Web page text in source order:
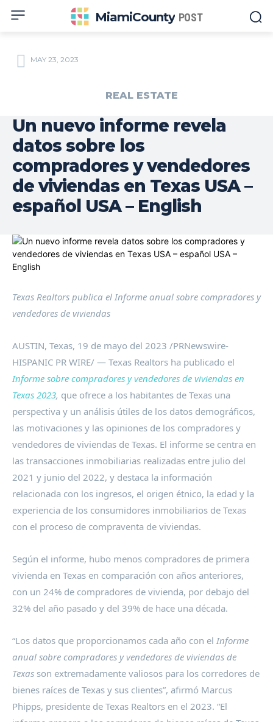
MiamiCounty POST
MAY 23, 2023
REAL ESTATE
Un nuevo informe revela
datos sobre los
compradores y vendedores
de viviendas en Texas USA –
español USA – English
Texas Realtors publica el Informe anual sobre compradores y
vendedores de viviendas
AUSTIN, Texas, 19 de mayo del 2023 /PRNewswire-
HISPANIC PR WIRE/ — Texas Realtors ha publicado el
Informe sobre compradores y vendedores de viviendas en
Texas 2023, que ofrece a los habitantes de Texas una
perspectiva y un análisis útiles de los datos demográficos,
las motivaciones y las opiniones de los compradores y
vendedores de viviendas de Texas. El informe se centra en
las transacciones inmobiliarias realizadas entre julio del
2021 y junio del 2022, y destaca la información
relacionada con los ingresos, el origen étnico, la edad y la
experiencia de los consumidores inmobiliarios de Texas
con el proceso de compraventa de viviendas.
Según el informe, hubo menos compradores de primera
vivienda en Texas en comparación con años anteriores,
con un 24% de compradores de vivienda, por debajo del
32% del año pasado y del 39% de hace una década.
“Los datos que proporcionamos cada año con el Informe
anual sobre compradores y vendedores de viviendas de
Texas son extremadamente valiosos para los corredores de
bienes raíces de Texas y sus clientes”, afirmó Marcus
Phipps, presidente de Texas Realtors en el 2023. “El